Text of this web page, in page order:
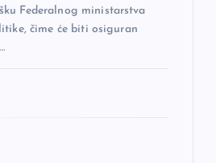
Federalnog ministarstva
čime će biti osiguran